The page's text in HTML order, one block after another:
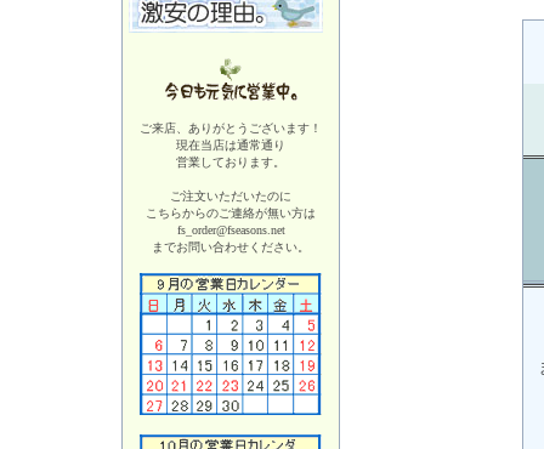
ご来店、ありがとうございます！
現在当店は通常通り
営業しております。
ご注文いただいたのに
こちらからのご連絡が無い方は
fs_order@fseasons.net
までお問い合わせください。